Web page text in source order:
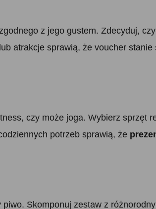
z jego gustem. Zdecyduj,
atrakcje sprawią, że voucher
czy może joga. Wybierz sprzęt
potrzeb sprawią, że
Skomponuj zestaw z